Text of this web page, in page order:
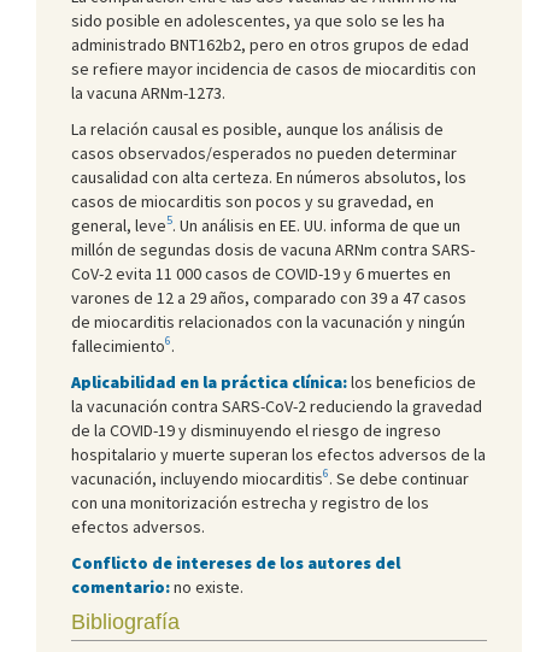
sido posible en adolescentes, ya que solo se les ha
administrado BNT162b2, pero en otros grupos de edad
se refiere mayor incidencia de casos de miocarditis con
la vacuna ARNm-1273.
La relación causal es posible, aunque los análisis de
casos observados/esperados no pueden determinar
causalidad con alta certeza. En números absolutos, los
casos de miocarditis son pocos y su gravedad, en
general, leve5. Un análisis en EE. UU. informa de que un
millón de segundas dosis de vacuna ARNm contra SARS-
CoV-2 evita 11 000 casos de COVID-19 y 6 muertes en
varones de 12 a 29 años, comparado con 39 a 47 casos
de miocarditis relacionados con la vacunación y ningún
fallecimiento6.
Aplicabilidad en la práctica clínica:los beneficios de
la vacunación contra SARS-CoV-2 reduciendo la gravedad
de la COVID-19 y disminuyendo el riesgo de ingreso
hospitalario y muerte superan los efectos adversos de la
vacunación, incluyendo miocarditis6. Se debe continuar
con una monitorización estrecha y registro de los
efectos adversos.
Conflicto de intereses de los autores del
comentario:no existe.
Bibliografía